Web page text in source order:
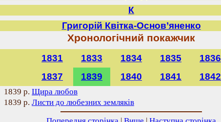
К
Григорій Квітка-Основ’яненко
Хронологічний покажчик
1831 1833 1834 1835
1836
1837
1839 1840 1841 1842
1839 р. Щира любов
1839 р. Листи до любезних земляків